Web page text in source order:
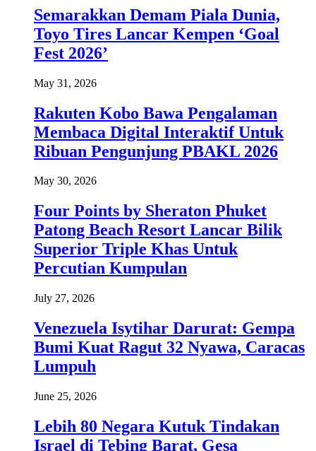
Semarakkan Demam Piala Dunia,
Toyo Tires Lancar Kempen ‘Goal
Fest 2026’
May 31, 2026
Rakuten Kobo Bawa Pengalaman
Membaca Digital Interaktif Untuk
Ribuan Pengunjung PBAKL 2026
May 30, 2026
Four Points by Sheraton Phuket
Patong Beach Resort Lancar Bilik
Superior Triple Khas Untuk
Percutian Kumpulan
July 27, 2026
Venezuela Isytihar Darurat: Gempa
Bumi Kuat Ragut 32 Nyawa, Caracas
Lumpuh
June 25, 2026
Lebih 80 Negara Kutuk Tindakan
Israel di Tebing Barat, Gesa